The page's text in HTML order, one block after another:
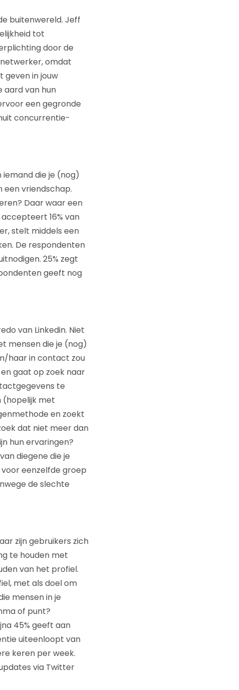
buitenwereld. Jeff
tot
door de
omdat
in jouw
aard van hun
een gegronde
concurrentie-
die je (nog)
een vriendschap.
Daar waar een
16% van
stelt middels een
De respondenten
25% zegt
geeft nog
van Linkedin. Niet
mensen die je (nog)
haar in contact zou
gaat op zoek naar
te
(hopelijk met
en zoekt
dat niet meer dan
hun ervaringen?
diegene die je
eenzelfde groep
de slechte
zijn gebruikers zich
te houden met
van het profiel.
met als doel om
mensen in je
of punt?
45% geeft aan
uiteenloopt van
keren per week.
via Twitter